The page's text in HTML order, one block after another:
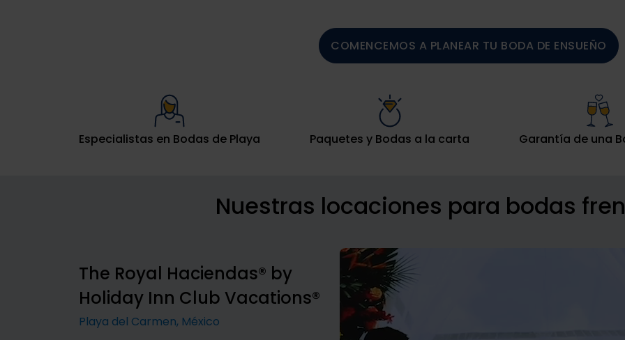
COMENCEMOS A PLANEAR TU BODA DE ENSUEÑO
Especialistas en Bodas de Playa Paquetes y Bodas a la carta Garantía de una
Nuestras locaciones para bodas
The Royal Haciendas® by
Holiday Inn Club Vacations®
Playa del Carmen, México